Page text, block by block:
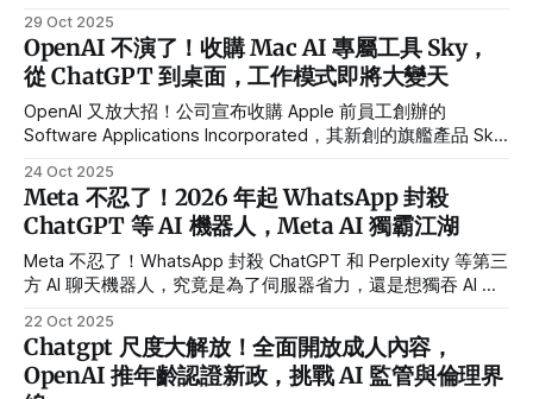
29 Oct 2025
OpenAI 不演了！收購 Mac AI 專屬工具 Sky，
從 ChatGPT 到桌面，工作模式即將大變天
OpenAI 又放大招！公司宣布收購 Apple 前員工創辦的
Software Applications Incorporated，其新創的旗艦產品 Sky
用。這支 12 人小團隊將加入 OpenAI，把 Sky 的 macOS 魔法
融入 ChatGPT，讓 AI 從聊天工具升級為你的桌面助手。
Sky：Mac 桌面上的隱形助手 Sky 不是單純的聊天工具，而是
專為 Mac 打造的自然語言介面。它能看懂你螢幕上的內容並
直接行動，寫報告時幫你拉資料、規劃行程時自動填入日曆、
市場數據」，Sky 直接在 Excel 開檔、
24 Oct 2025
Meta 不忍了！2026 年起 WhatsApp 封殺
ChatGPT 等 AI 機器人，Meta AI 獨霸江湖
Meta 不忍了！WhatsApp 封殺 ChatGPT 和 Perplexity 等第三
方 AI 聊天機器人，究竟是為了伺服器省力，還是想獨吞 AI 大
22 Oct 2025
Chatgpt 尺度大解放！全面開放成人內容，
OpenAI 推年齡認證新政，挑戰 AI 監管與倫理界